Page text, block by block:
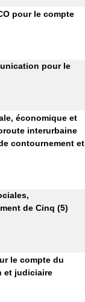
pour le compte
pour le
économique et
interurbaine
contournement et
de Cinq (5)
le compte du
et judiciaire